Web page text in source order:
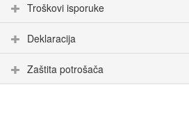
Troškovi isporuke
Deklaracija
Zaštita potrošača